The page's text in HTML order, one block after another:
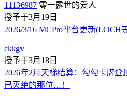
11136987 零一露世的爱人
授予于3月19日
2026/3/16 MCPro平台更新(LOCH
ckkgv
授予于3月18日
2026年2月天梯结算：勾勾卡牌
已灭绝的那位…！